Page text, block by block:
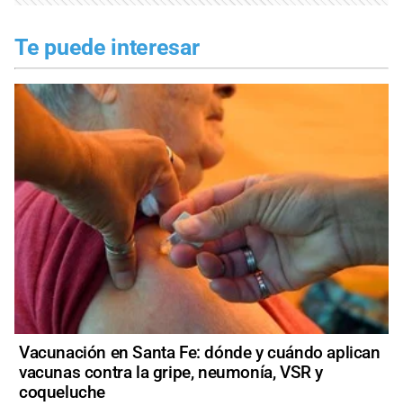
Te puede interesar
Vacunación en Santa Fe: dónde y cuándo aplican
vacunas contra la gripe, neumonía, VSR y
coqueluche